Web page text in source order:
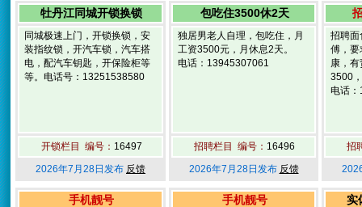
牡丹江同城开锁换锁
同城极速上门，开锁换锁，安
装指纹锁，开汽车锁，汽车搭
电，配汽车钥匙，开保险柜等
等。电话号：13251538580
开锁栏目 编号： 16497
2026年7月28日发布 反馈
包吃住3500休2天
独居男老人自理，包吃住，月
工资3500元，月休息2天。
电话：13945307061
招聘栏目 编号： 16496
2026年7月28日发布 反馈
招聘面
傅，要
康，
3500
电话
招
手机靓号 手机靓号 实